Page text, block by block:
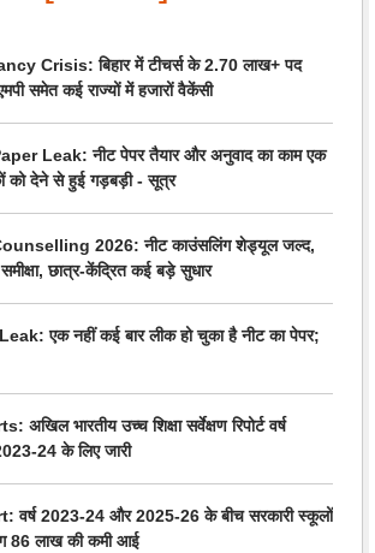
Crisis: बिहार में टीचर्स के 2.70 लाख+ पद
समेत कई राज्यों में हजारों वैकेंसी
Leak: नीट पेपर तैयार और अनुवाद का काम एक
को देने से हुई गड़बड़ी - सूत्र
2026: नीट काउंसलिंग शेड्यूल जल्द,
छात्र-केंद्रित कई बड़े सुधार
एक नहीं कई बार लीक हो चुका है नीट का पेपर;
भारतीय उच्च शिक्षा सर्वेक्षण रिपोर्ट वर्ष
24 के लिए जारी
वर्ष 2023-24 और 2025-26 के बीच सरकारी स्कूलों
86 लाख की कमी आई